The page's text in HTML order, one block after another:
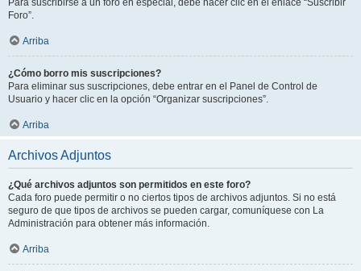
Para suscribirse a un foro en especial, debe hacer clic en el enlace “Suscribir
Foro”.
Arriba
¿Cómo borro mis suscripciones?
Para eliminar sus suscripciones, debe entrar en el Panel de Control de
Usuario y hacer clic en la opción “Organizar suscripciones”.
Arriba
Archivos Adjuntos
¿Qué archivos adjuntos son permitidos en este foro?
Cada foro puede permitir o no ciertos tipos de archivos adjuntos. Si no está
seguro de que tipos de archivos se pueden cargar, comuníquese con La
Administración para obtener más información.
Arriba